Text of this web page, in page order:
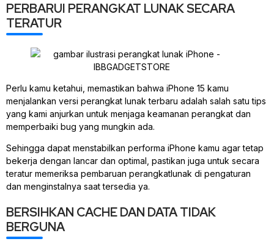
PERBARUI PERANGKAT LUNAK SECARA
TERATUR
Perlu kamu ketahui, memastikan bahwa iPhone 15 kamu
menjalankan versi perangkat lunak terbaru adalah salah satu tips
yang kami anjurkan untuk menjaga keamanan perangkat dan
memperbaiki bug yang mungkin ada.
Sehingga dapat menstabilkan performa iPhone kamu agar tetap
bekerja dengan lancar dan optimal, pastikan juga untuk secara
teratur memeriksa pembaruan perangkatlunak di pengaturan
dan menginstalnya saat tersedia ya.
BERSIHKAN CACHE DAN DATA TIDAK
BERGUNA